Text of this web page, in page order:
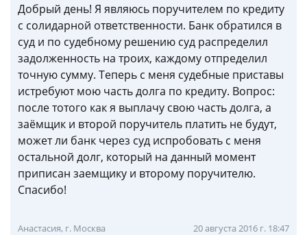
Добрый день! Я являюсь поручителем по кредиту
с солидарной ответственности. Банк обратился в
суд и по судебному решению суд распределил
задолженность на троих, каждому отпределил
точную сумму. Теперь с меня судебные приставы
истребуют мою часть долга по кредиту. Вопрос:
после тотого как я выплачу свою часть долга, а
заёмщик и второй поручитель платить не будут,
может ли банк через суд испробовать с меня
остальной долг, который на данный момент
приписан заемщику и второму поручителю.
Спасибо!
Анастасия, г. Москва 20 августа 2016 г. 18:47